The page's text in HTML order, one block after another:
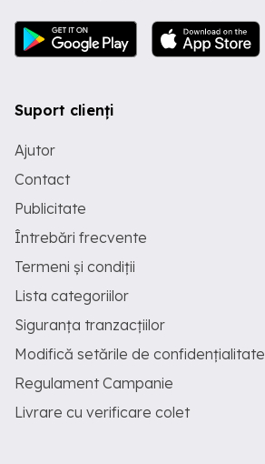
Suport clienți
Ajutor
Contact
Publicitate
Întrebări frecvente
Termeni și condiții
Lista categoriilor
Siguranța tranzacțiilor
Modifică setările de confidențialitate
Regulament Campanie
Livrare cu verificare colet